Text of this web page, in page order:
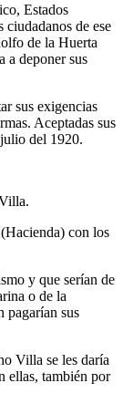
Estados
de ese
de la Huerta
a deponer sus
sus exigencias
Aceptadas sus
del 1920.
con los
y que serían de
o de la
pagarían sus
Villa se les daría
ellas, también por